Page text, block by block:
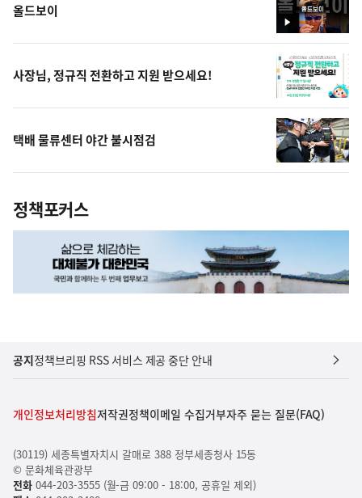
영
상
올드보이
사장님, 정규직 전환하고 지원 받으세요!
택배 물류센터 야간 불시점검
정책포커스
공지정책브리핑 RSS 서비스 제공 중단 안내
개인정보처리방침저작권정책이메일 수집거부자주 묻는 질문(FAQ)
(30119) 세종특별자치시 갈매로 388 정부세종청사 15동
© 문화체육관광부
전화044-203-3555 (월-금 09:00 - 18:00, 공휴일 제외)